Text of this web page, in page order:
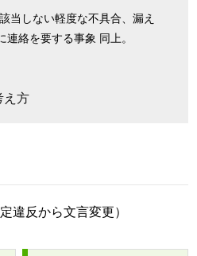
当しない軽度な不具合、漏え
連絡を要する事象 同上。
え方
違反から文言変更）